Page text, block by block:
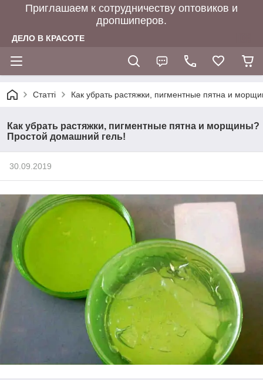
Приглашаем к сотрудничеству оптовиков и
дропшиперов.
ДЕЛО В КРАСОТЕ
Статті Как убрать растяжки, пигментные пятна и
Как убрать растяжки, пигментные пятна и морщины?
Простой домашний гель!
30.09.2019